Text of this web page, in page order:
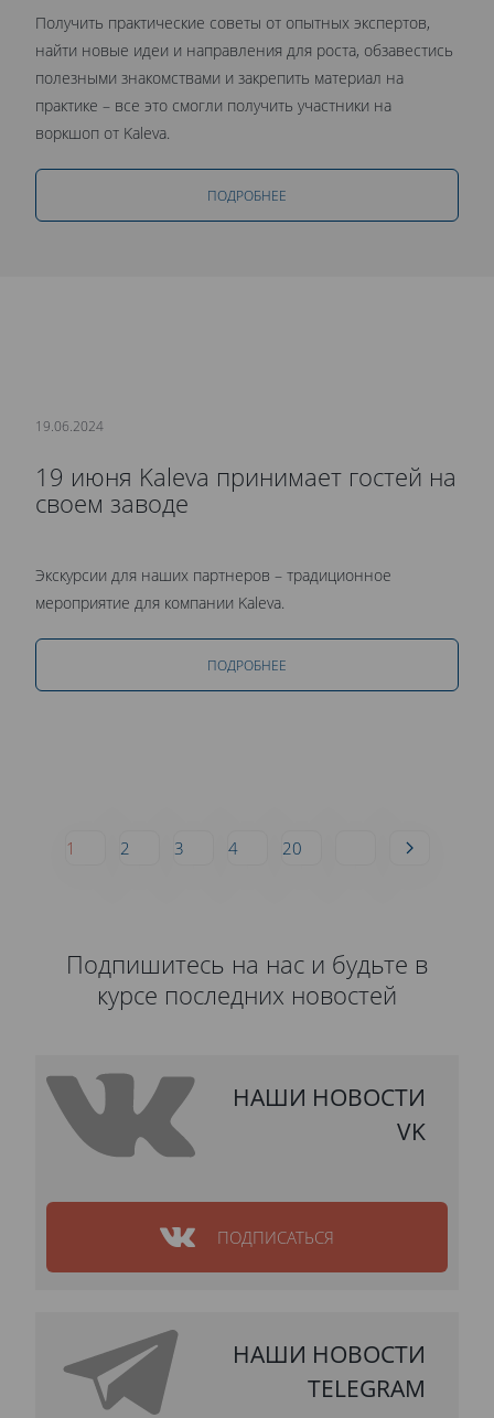
Получить практические советы от опытных экспертов,
найти новые идеи и направления для роста, обзавестись
полезными знакомствами и закрепить материал на
практике – все это смогли получить участники на
воркшоп от Kaleva.
ПОДРОБНЕЕ
19.06.2024
19 июня Kaleva принимает гостей на
своем заводе
Экскурсии для наших партнеров – традиционное
мероприятие для компании Kaleva.
ПОДРОБНЕЕ
1 2 3 4 20
Подпишитесь на нас и будьте в
курсе последних новостей
НАШИ НОВОСТИ
VK
ПОДПИСАТЬСЯ
НАШИ НОВОСТИ
TELEGRAM